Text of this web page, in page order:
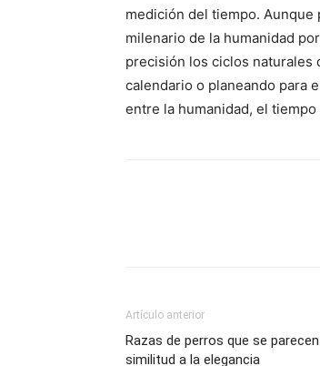
medición del tiempo.
milenario de la humanidad
precisión los ciclos naturales
calendario o planeando para
entre la humanidad, el tiempo
Artículo anterior
Razas de perros que se
similitud a la elegancia